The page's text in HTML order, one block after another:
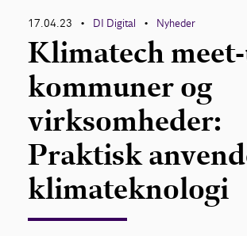
17.04.23 • DI Digital • Nyheder
Klimatech
kommuner og
virksomheder:
Praktisk
klimateknologi